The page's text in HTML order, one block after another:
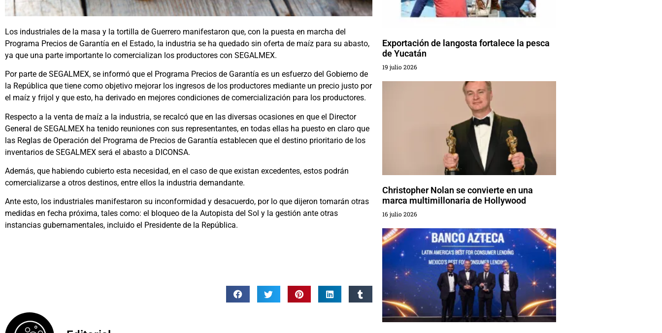
Los industriales de la masa y la tortilla de Guerrero manifestaron que, con la puesta en marcha del
Programa Precios de Garantía en el Estado, la industria se ha quedado sin oferta de maíz para su abasto,
ya que una parte importante lo comercializan los productores con SEGALMEX.
Por parte de SEGALMEX, se informó que el Programa Precios de Garantía es un esfuerzo del Gobierno de
la República que tiene como objetivo mejorar los ingresos de los productores mediante un precio justo por
el maíz y frijol y que esto, ha derivado en mejores condiciones de comercialización para los productores.
Respecto a la venta de maíz a la industria, se recalcó que en las diversas ocasiones en que el Director
General de SEGALMEX ha tenido reuniones con sus representantes, en todas ellas ha puesto en claro que
las Reglas de Operación del Programa de Precios de Garantía establecen que el destino prioritario de los
inventarios de SEGALMEX será el abasto a DICONSA.
Además, que habiendo cubierto esta necesidad, en el caso de que existan excedentes, estos podrán
comercializarse a otros destinos, entre ellos la industria demandante.
Ante esto, los industriales manifestaron su inconformidad y desacuerdo, por lo que dijeron tomarán otras
medidas en fecha próxima, tales como: el bloqueo de la Autopista del Sol y la gestión ante otras
instancias gubernamentales, incluido el Presidente de la República.
Exportación de langosta fortalece la pesca
de Yucatán
19 julio 2026
Christopher Nolan se convierte en una
marca multimillonaria de Hollywood
16 julio 2026